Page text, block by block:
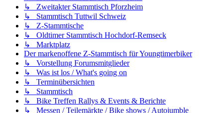
↳ Zweitakter Stammtisch Pforzheim
↳ Stammtisch Tuttwil Schweiz
↳ Z-Stammtische
↳ Oldtimer Stammtisch Hochdorf-Remseck
↳ Marktplatz
Der markenoffene Z-Stammtisch für Youngtimerbiker
↳ Vorstellung Forumsmitglieder
↳ Was ist los / What's going on
↳ Terminübersichten
↳ Stammtisch
↳ Bike Treffen Rallys & Events & Berichte
↳ Messen / Teilemärkte / Bike shows / Autojumble